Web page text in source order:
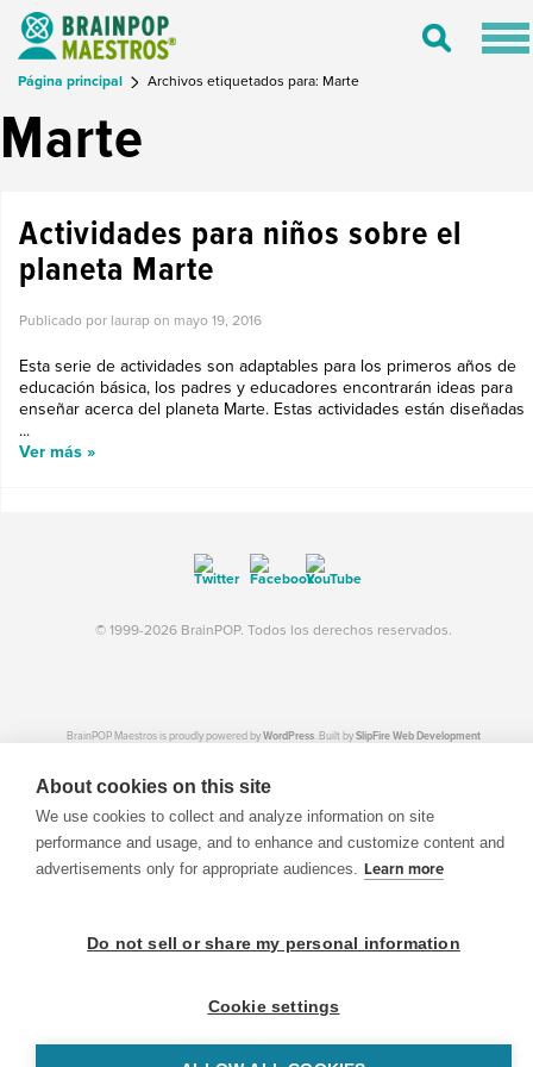
Toggle
Página principal Archivos etiquetados para: Marte
Marte
Actividades para niños sobre el
planeta Marte
Publicado por laurap on mayo 19, 2016
Esta serie de actividades son adaptables para los primeros años de
educación básica, los padres y educadores encontrarán ideas para
enseñar acerca del planeta Marte. Estas actividades están diseñadas
...
Ver más »
© 1999-2026 BrainPOP. Todos los derechos reservados.
BrainPOP Maestros is proudly powered byWordPress. Built bySlipFire Web Development
About cookies on this site
We use cookies to collect and analyze information on site
performance and usage, and to enhance and customize content and
advertisements only for appropriate audiences. Learn more
Do not sell or share my personal information
Cookie settings